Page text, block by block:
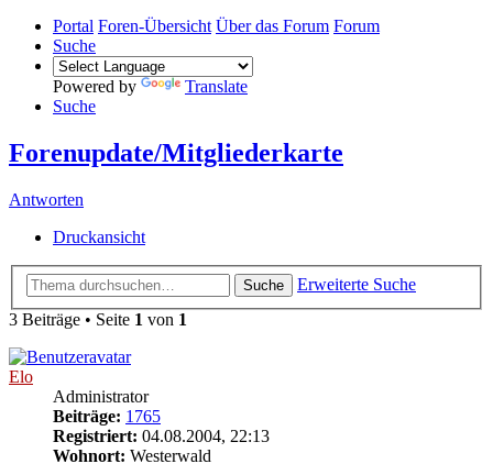
Portal Foren-Übersicht Über das Forum Forum
Suche
Powered by
Translate
Suche
Forenupdate/Mitgliederkarte
Antworten
Druckansicht
Suche
Erweiterte Suche
3 Beiträge • Seite 1 von 1
Elo
Administrator
Beiträge: 1765
Registriert: 04.08.2004, 22:13
Wohnort: Westerwald